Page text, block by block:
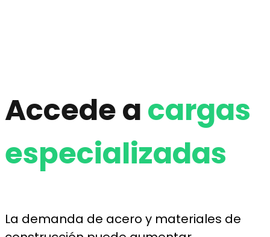
Accede acargas
especializadas
La demanda de acero y materiales de